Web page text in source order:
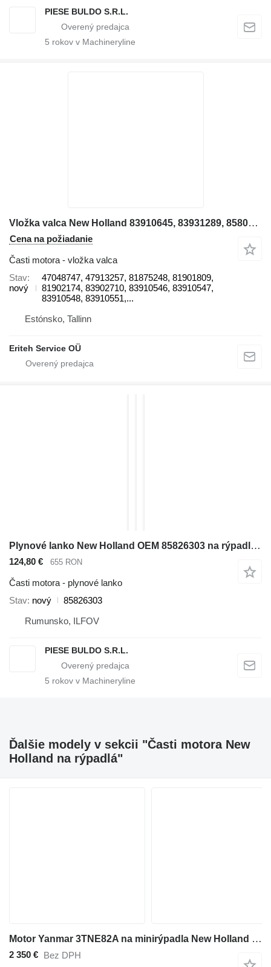
PIESE BULDO S.R.L.
5 rokov v Machineryline
Vložka valca New Holland 83910645, 83931289, 85803005, 85803192, 85803193, 85803196, 8580 47048747 na rýpadla-nakladača New Holland LB115, B115B, LB110, LB110, LB95, LB95B
Cena na požiadanie
Časti motora - vložka valca
Stav
nový
47048747, 47913257, 81875248, 81901809,
81902174, 83902710, 83910546, 83910547,
83910548, 83910551,...
Estónsko, Tallinn
Eriteh Service OÜ
Plynové lanko New Holland OEM 85826303 na rýpadla-nakladača New Holland LB115, LB115.B, LB75, LB75.B, LB90, LB110, LB95
124,80 € 655 RON
Časti motora - plynové lanko
Stav nový
85826303
Rumunsko, ILFOV
PIESE BULDO S.R.L.
5 rokov v Machineryline
Ďalšie modely v sekcii "Časti motora New
Holland na rýpadlá"
Motor Yanmar 3TNE82A na minirýpadla New Holland SK35
2 350 € Bez DPH